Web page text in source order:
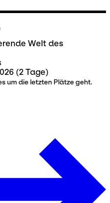
Welt des
(2 Tage)
um die letzten Plätze geht.